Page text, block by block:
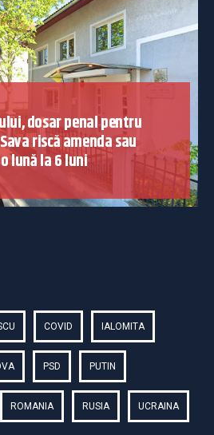
dosar penal pentru
riscă amenda sau
lună la 6 luni
COVID IALOMITA
PSD PUTIN
ROMANIA RUSIA UCRAINA